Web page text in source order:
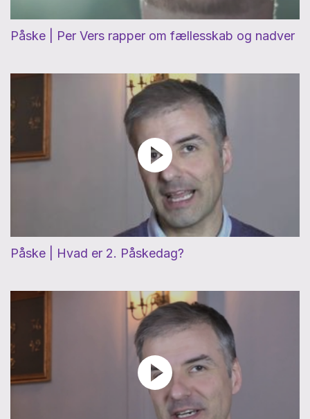
Påske | Per Vers rapper om fællesskab og nadver
Påske | Hvad er 2. Påskedag?